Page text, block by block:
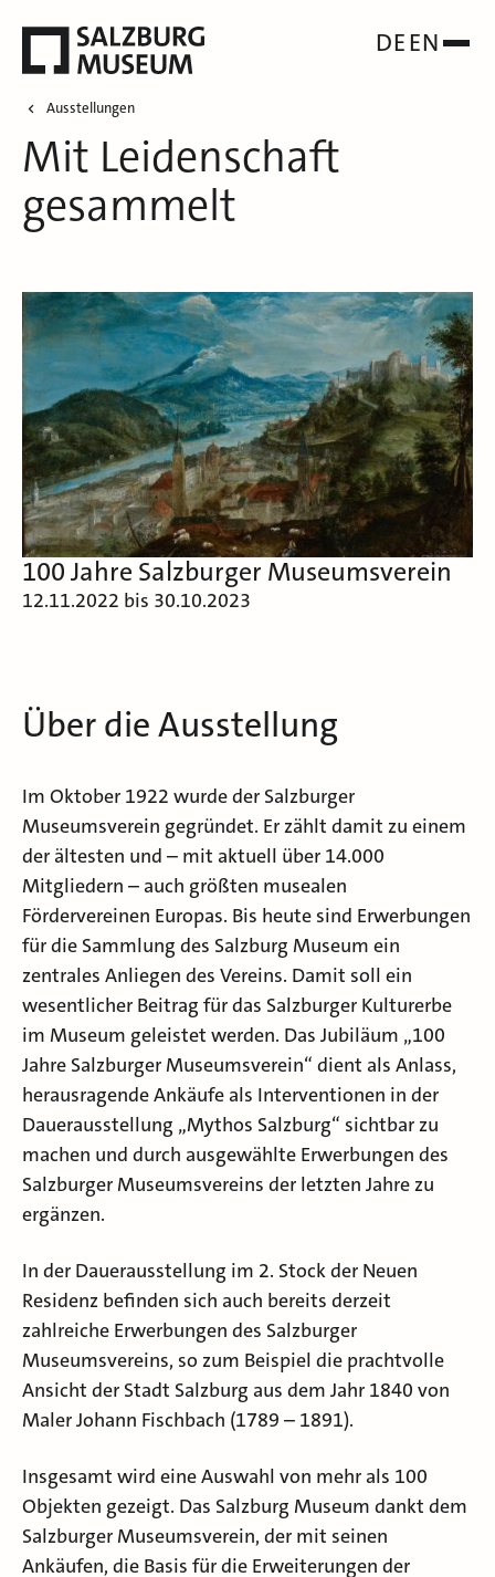
DEEN
Ausstellungen
Mit Leidenschaft
gesammelt
100 Jahre Salzburger Museumsverein
12.11.2022 bis 30.10.2023
Über die Ausstellung
Im Oktober 1922 wurde der Salzburger
Museumsverein gegründet. Er zählt damit zu einem
der ältesten und – mit aktuell über 14.000
Mitgliedern – auch größten musealen
Fördervereinen Europas. Bis heute sind Erwerbungen
für die Sammlung des Salzburg Museum ein
zentrales Anliegen des Vereins. Damit soll ein
wesentlicher Beitrag für das Salzburger Kulturerbe
im Museum geleistet werden. Das Jubiläum „100
Jahre Salzburger Museumsverein“ dient als Anlass,
herausragende Ankäufe als Interventionen in der
Dauerausstellung „Mythos Salzburg“ sichtbar zu
machen und durch ausgewählte Erwerbungen des
Salzburger Museumsvereins der letzten Jahre zu
ergänzen.
In der Dauerausstellung im 2. Stock der Neuen
Residenz befinden sich auch bereits derzeit
zahlreiche Erwerbungen des Salzburger
Museumsvereins, so zum Beispiel die prachtvolle
Ansicht der Stadt Salzburg aus dem Jahr 1840 von
Maler Johann Fischbach (1789 – 1891).
Insgesamt wird eine Auswahl von mehr als 100
Objekten gezeigt. Das Salzburg Museum dankt dem
Salzburger Museumsverein, der mit seinen
Ankäufen, die Basis für die Erweiterungen der